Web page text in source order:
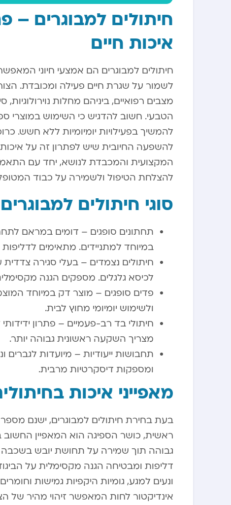
חיתולים למבוגרים –
איכות חיים
חיתולים למבוגרים הם אמצעי חיוני
לשמור על שגרת חיים פעילה ומכובדת.
מצבים רפואיים, ביניהם מחלות
הטבעי. חשוב להדגיש כי השימוש במוצרי
להמשיך בפעילויות יומיומיות ללא חשש.
להשפעה החיובית שיש לפתרון זה על
המקצועית והמכבדת לנושא, יחד עם
להצלחת הטיפול ולשמירה על כבוד
סוגי חיתולים למבוגרים
תחתונים סופגים – דומים במראם
במיוחד למתניידים. מתאימים לדליפות
חיתולים נצמדים – בעלי סגירה
לכיסא גלגלים. מספקים הגנה
פדים סופגים – מוצר דק במיוחד
ולשימוש יומיומי מחוץ לבית.
חיתולי בד רב-פעמיים – פתרון
מצריך השקעה ראשונית גבוהה יותר.
תחבושות ייעודיות – מיועדות
ומספקות דיסקרטיות מרבית.
מאפייני איכות
בעת בחירת חיתולים למבוגרים, ישנם
ראשית, כושר הספיגה הוא המאפיין החשוב
גבוהה תוך שמירה על תחושת יובש בשכבה
דליפות ומבטיחה הגנה מקסימלית על
ונעים למגע, גומיות היקפיות גמישות
אינדיקטור לחות המאפשר זיהוי מהיר של